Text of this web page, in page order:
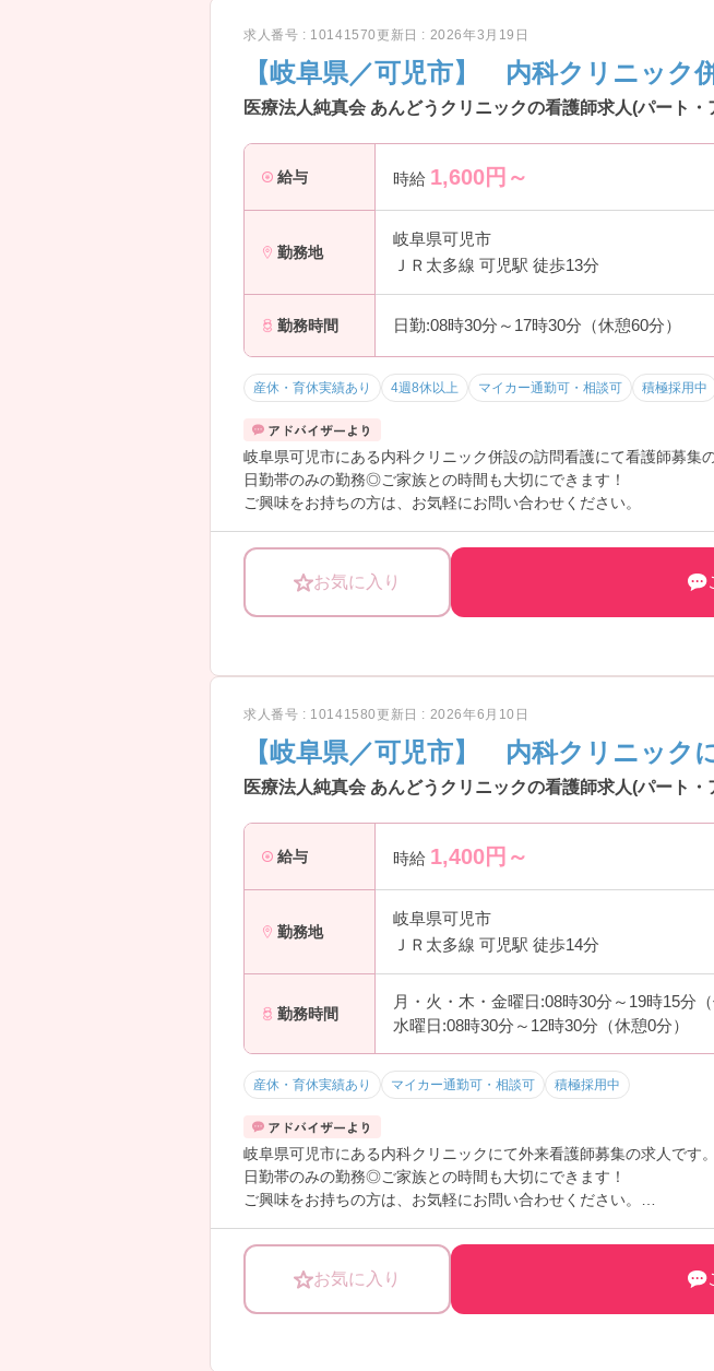
求人番号 : 10141570更新日 : 2026年3月19日
【岐阜県／可児市】 内科クリニック
医療法人純真会 あんどうクリニックの看護師求人(パート・
給与 時給 1,600円～
勤務地
岐阜県可児市
ＪＲ太多線 可児駅 徒歩13分
勤務時間 日勤:08時30分～17時30分（休憩60分）
産休・育休実績あり 4週8休以上 マイカー通勤可・相談可 積極採用中
岐阜県可児市にある内科クリニック併設の訪問看護にて看護師募集
日勤帯のみの勤務◎ご家族との時間も大切にできます！
ご興味をお持ちの方は、お気軽にお問い合わせください。
お気に入り
求人番号 : 10141580更新日 : 2026年6月10日
【岐阜県／可児市】 内科クリニック
医療法人純真会 あんどうクリニックの看護師求人(パート・
給与 時給 1,400円～
勤務地
岐阜県可児市
ＪＲ太多線 可児駅 徒歩14分
勤務時間
月・火・木・金曜日:08時30分～19時15分（
水曜日:08時30分～12時30分（休憩0分）
産休・育休実績あり マイカー通勤可・相談可 積極採用中
岐阜県可児市にある内科クリニックにて外来看護師募集の求人です。
日勤帯のみの勤務◎ご家族との時間も大切にできます！
ご興味をお持ちの方は、お気軽にお問い合わせください。
お気に入り